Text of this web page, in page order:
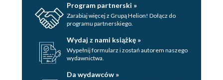
44. MARZENA
46. GABRIELA
Program partnerski »
Zarabiaj więcej z Grupą Helion! Dołącz do
programu partnerskiego.
Wydaj z nami książkę »
Wypełnij formularz i zostań autorem naszego
wydawnictwa.
Da wydawców »